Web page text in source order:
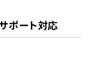
ポート対応